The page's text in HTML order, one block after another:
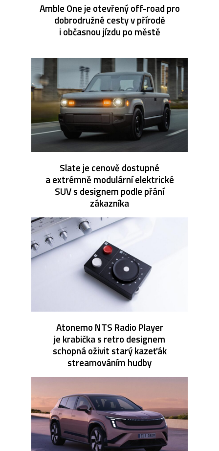
Amble One je otevřený off-road pro
dobrodružné cesty v přírodě
i občasnou jízdu po městě
Slate je cenově dostupné
a extrémně modulární elektrické
SUV s designem podle přání
zákazníka
Atonemo NTS Radio Player
je krabička s retro designem
schopná oživit starý kazeťák
streamováním hudby